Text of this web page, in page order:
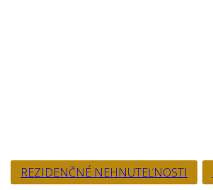
REZIDENČNÉ NEHNUTEĽNOSTI